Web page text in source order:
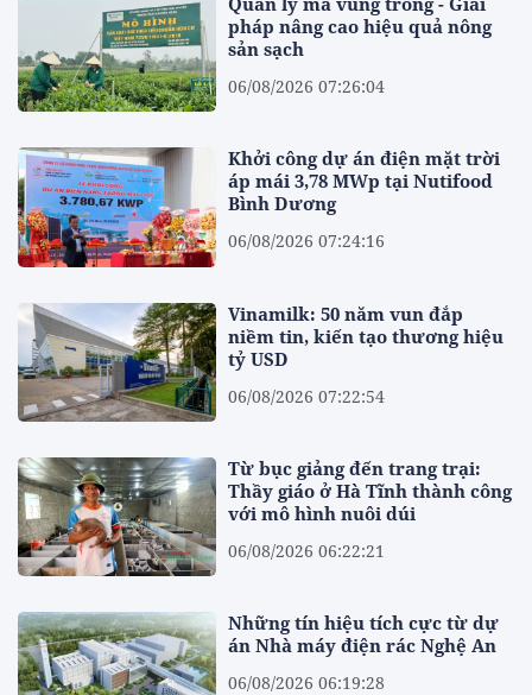
pháp nâng cao hiệu quả nông
sản sạch
06/08/2026 07:26:04
Khởi công dự án điện mặt trời
áp mái 3,78 MWp tại Nutifood
Bình Dương
06/08/2026 07:24:16
Vinamilk: 50 năm vun đắp
niềm tin, kiến tạo thương hiệu
tỷ USD
06/08/2026 07:22:54
Từ bục giảng đến trang trại:
Thầy giáo ở Hà Tĩnh thành công
với mô hình nuôi dúi
06/08/2026 06:22:21
Những tín hiệu tích cực từ dự
án Nhà máy điện rác Nghệ An
06/08/2026 06:19:28